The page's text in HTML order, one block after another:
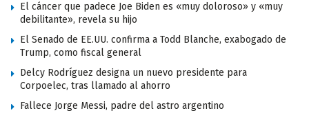
El cáncer que padece Joe Biden es «muy doloroso» y «muy
debilitante», revela su hijo
El Senado de EE.UU. confirma a Todd Blanche, exabogado de
Trump, como fiscal general
Delcy Rodríguez designa un nuevo presidente para
Corpoelec, tras llamado al ahorro
Fallece Jorge Messi, padre del astro argentino